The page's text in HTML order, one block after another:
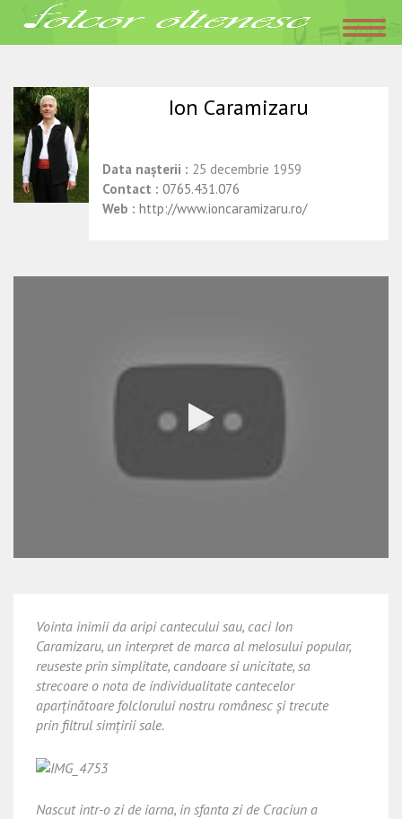
Acasa»Interpreti»Ion Caramizaru
Folclor Oltenesc
Ion Caramizaru
Data nașterii : 25 decembrie 1959
Contact : 0765.431.076
Web : http://www.ioncaramizaru.ro/
Vointa inimii da aripi cantecului sau, caci Ion
Caramizaru, un interpret de marca al melosului popular,
reuseste prin simplitate, candoare si unicitate, sa
strecoare o nota de individualitate cantecelor
aparținătoare folclorului nostru românesc și trecute
prin filtrul simțirii sale.
Nascut intr-o zi de iarna, in sfanta zi de Craciun a